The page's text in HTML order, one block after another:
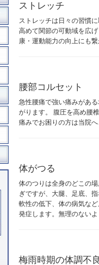
ストレッチ
ストレッチは日々の習慣
高めて関節の可動域を広
康・運動能力の向上にも
腰部コルセット
急性腰痛で強い痛みがあ
がります。 腹圧を高め腰
痛みでお困りの方は当院
体がつる
体のつりは全身のどこの
ぎですが、大腿、足底、
軟性の低下、体の病気な
発症します。無理のない
梅雨時期の体調不